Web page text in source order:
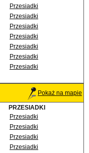
Przesiadki
Przesiadki
Przesiadki
Przesiadki
Przesiadki
Przesiadki
Przesiadki
Pokaż na mapie
PRZESIADKI
Przesiadki
Przesiadki
Przesiadki
Przesiadki